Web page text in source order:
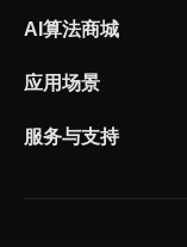
AI算法商城
应用场景
服务与支持